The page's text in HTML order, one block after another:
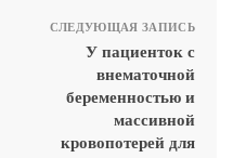
СЛЕДУЮЩАЯ ЗАПИСЬ
У пациенток с
внематочной
беременностью и
массивной
кровопотерей для